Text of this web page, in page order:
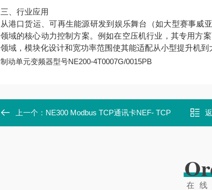
三、行业应用
从港口货运、可再生能源研发到娱乐舞台（如大型赛事威
领域的核心动力控制方案。例如在空压机行业，其专用方
领域，模块化设计和宽功率范围使其能适配从小型提升机到
制动单元变频器型号NE200-4T0007G/0015PB
上一个： NE300 Modbus TCP通讯卡NEF- TCP
在